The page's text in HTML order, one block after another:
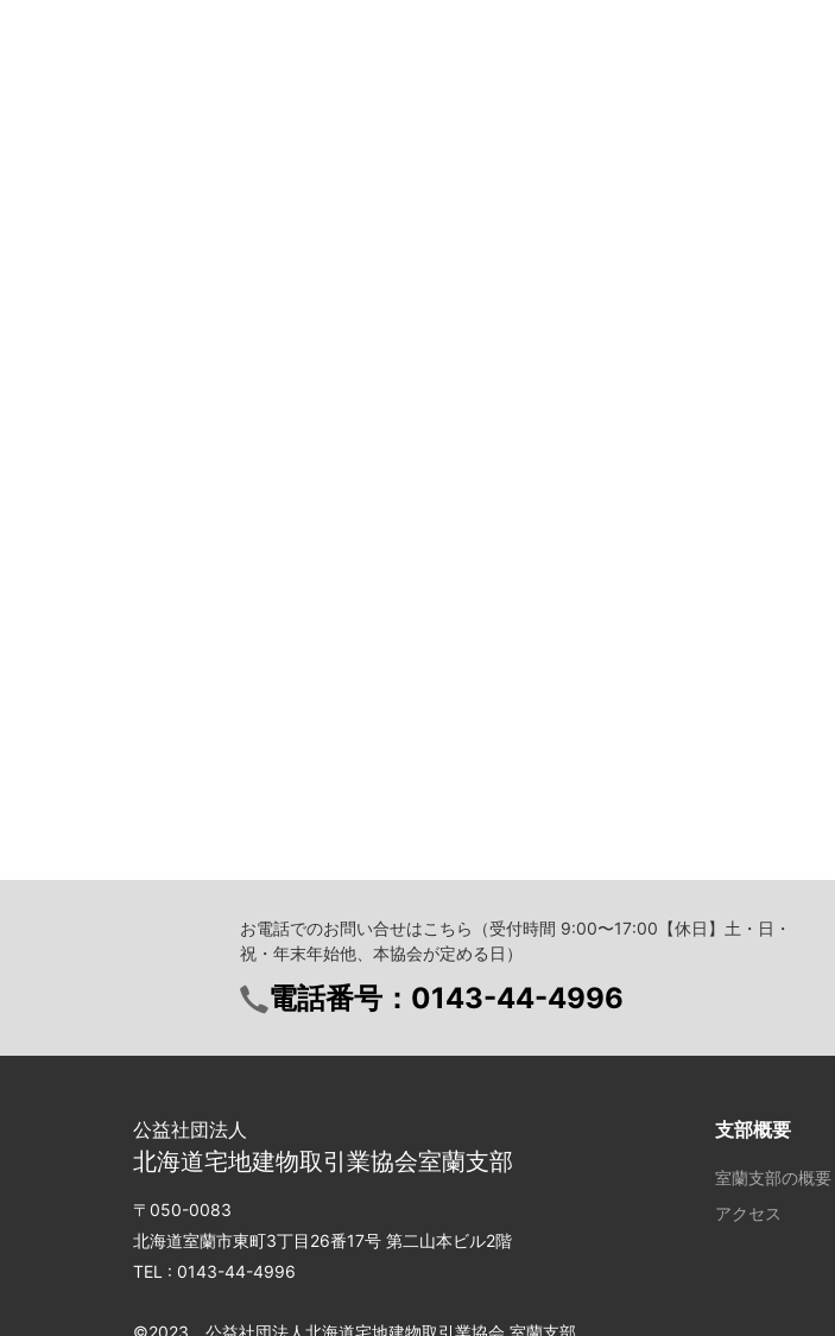
お電話でのお問い合せはこちら
（受付時間 9:00〜17:00【休日】土・日・
祝・年末年始他、本協会が定める日）
電話番号： 0143-44-4996
公益社団法人
北海道宅地建物取引業協会室蘭支部
〒050-0083
北海道室蘭市東町3丁目26番17号 第二山本ビル2階
TEL : 0143-44-4996
支部概要
室蘭支部の概要
アクセス
©︎2023 公益社団法人北海道宅地建物取引業協会 室蘭支部